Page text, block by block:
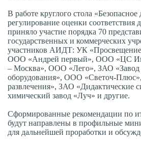
В работе круглого стола «Безопасное
регулирование оценки соответствия
приняло участие порядка 70
государственных и коммерческих
участников АИДТ: УК
ООО «Андрей первый», ООО «ЦС
– Москва», ООО «Лего», ЗАО «Завод
оборудования», ООО «Светоч-
развлечения», ЗАО «Дидактические
химический завод «Луч» и другие.
Сформированные рекомендации по
будут направлены в профильные
для дальнейшей проработки и